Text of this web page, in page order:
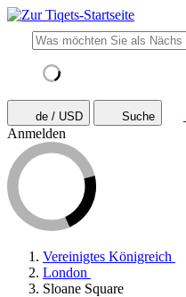
de / USD Suche
Anmelden
Vereinigtes Königreich
London
Sloane Square